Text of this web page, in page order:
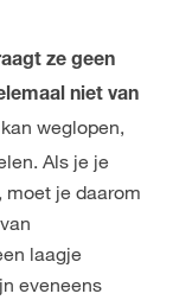
ze geen
niet van
weglopen,
Als je je
moet je daarom
laagje
eveneens